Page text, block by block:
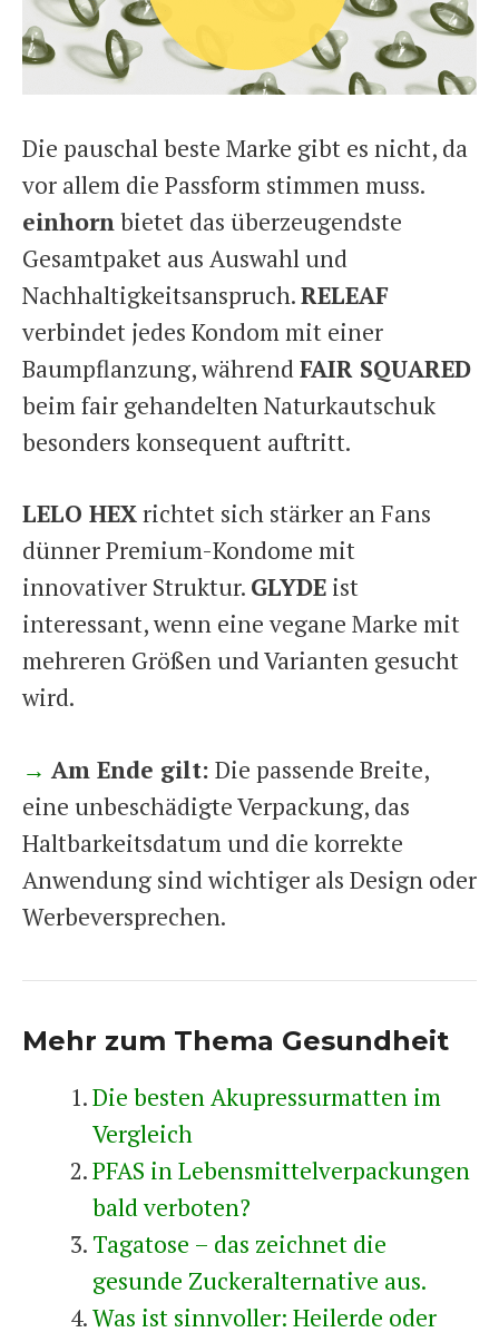
Die pauschal beste Marke gibt es nicht, da
vor allem die Passform stimmen muss.
einhornbietet das überzeugendste
Gesamtpaket aus Auswahl und
Nachhaltigkeitsanspruch.RELEAF
verbindet jedes Kondom mit einer
Baumpflanzung, währendFAIR SQUARED
beim fair gehandelten Naturkautschuk
besonders konsequent auftritt.
LELO HEXrichtet sich stärker an Fans
dünner Premium-Kondome mit
innovativer Struktur. GLYDE ist
interessant, wenn eine vegane Marke mit
mehreren Größen und Varianten gesucht
wird.
→ Am Ende gilt: Die passende Breite,
eine unbeschädigte Verpackung, das
Haltbarkeitsdatum und die korrekte
Anwendung sind wichtiger als Design oder
Werbeversprechen.
Mehr zum Thema Gesundheit
Die besten Akupressurmatten im
Vergleich
PFAS in Lebensmittelverpackungen
bald verboten?
Tagatose – das zeichnet die
gesunde Zuckeralternative aus.
Was ist sinnvoller: Heilerde oder